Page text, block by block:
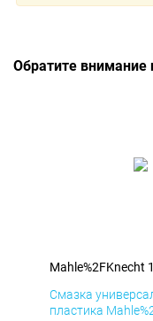
Обратите внимание
Mahle%2FKnecht
Смазка
пластика